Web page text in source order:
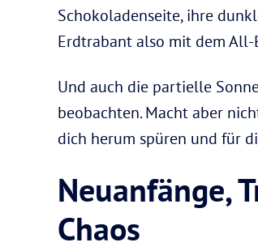
Schokoladenseite, ihre
Erdtrabant also mit dem
Und auch die partielle
beobachten. Macht aber
dich herum spüren und für
Neuanfänge,
Chaos